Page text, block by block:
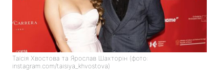
Таїсія Хвостова та Ярослав Шахторін (фото:
instagram.com/taisiya_khvostova)